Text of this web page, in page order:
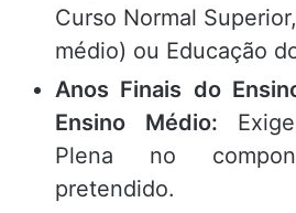
Curso Normal
médio) ou Educação
Anos Finais do
Ensino Médio:
Plena no
pretendido.